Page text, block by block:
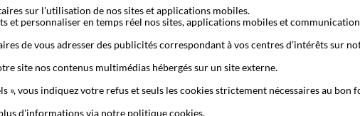
Recherche bureau de poste
Cookies
entrepreneurRéinitialisation de votre mot de passe
sur l'utilisation de nos sites et applications mobiles.
et personnaliser en temps réel nos sites, applications mobiles et
de vous adresser des publicités correspondant à vos centres d’intérêts sur
site nos contenus multimédias hébergés sur un site externe.
», vous indiquez votre refus et seuls les cookies strictement nécessaires au bon
d'informations via notre politique cookies.